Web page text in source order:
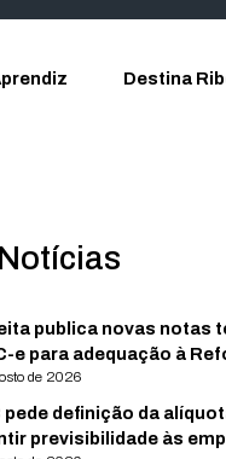
Destina
publica novas notas
e para adequação à
de 2026
pede definição da
previsibilidade às